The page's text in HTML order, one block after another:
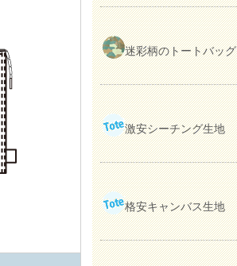
迷彩柄のトートバッグ
激安シーチング生地
格安キャンバス生地